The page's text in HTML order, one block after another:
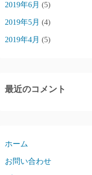
2019年6月 (5)
2019年5月 (4)
2019年4月 (5)
最近のコメント
ホーム
お問い合わせ